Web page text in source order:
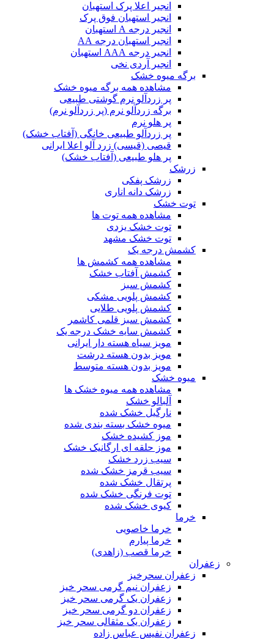
انجیر اعلا پرک استهبان
انجیر استهبان فوق پرک
انجیر درجه A استهبان
انجیر استهبان درجه AA
انجیر درجه AAA استهبان
انجیر آردی نخی
برگه میوه خشک
مشاهده همه برگه میوه خشک
پر زردآلو نرم گوشتی طبیعی
برگه زردآلو نرم (پر زردآلو نرم)
پر هلو نرم
پر زردآلو طبیعی خانگی (آفتاب خشک)
قیصی (قیسی) زرد آلو اعلا ایرانی
پر هلو طبیعی (آفتاب خشک)
زرشک
زرشک پفکی
زرشک دانه اناری
توت خشک
مشاهده همه توت ها
توت خشک یزدی
توت خشک مشهد
کشمش درجه یک
مشاهده همه کشمش ها
کشمش آفتاب خشک
کشمش سبز
کشمش پلویی مشکی
کشمش پلویی طلایی
کشمش سبز قلمی کاشمر
کشمش سایه خشک درجه یک
مویز سیاه هسته دار ایرانی
مویز بدون هسته درشت
مویز بدون هسته متوسط
میوه خشک
مشاهده همه میوه خشک ها
آلبالو خشک
نارگیل خشک شده
میوه خشک بسته بندی شده
موز کشیده خشک
موز حلقه ای ارگانیک خشک
سیب زرد خشک
سیب قرمز خشک شده
پرتقال خشک شده
توت فرنگی خشک شده
کیوی خشک شده
خرما
خرما خاصویی
خرما پیارم
خرما قصب (زاهدی)
زعفران
زعفران سحرخیز
زعفران نیم گرمی سحر خیز
زعفران یک گرمی سحر خیز
زعفران دو گرمی سحر خیز
زعفران یک مثقالی سحر خیز
زعفران نفیس عباس زاده